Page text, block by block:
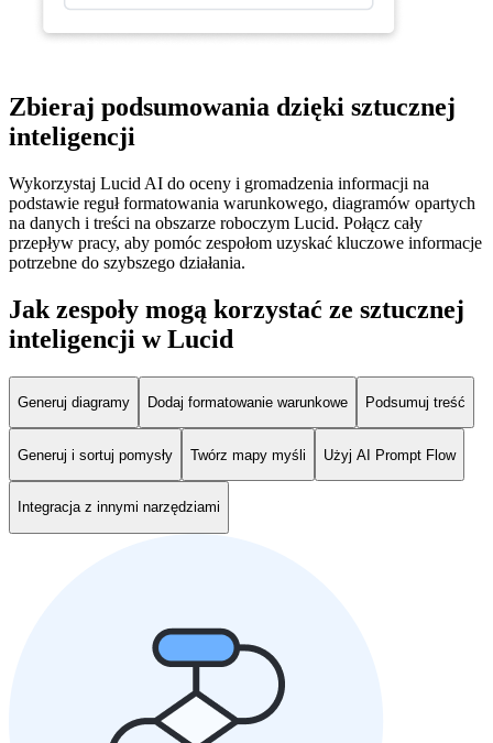
Zbieraj podsumowania dzięki sztucznej
inteligencji
Wykorzystaj Lucid AI do oceny i gromadzenia informacji na
podstawie reguł formatowania warunkowego, diagramów opartych
na danych i treści na obszarze roboczym Lucid. Połącz cały
przepływ pracy, aby pomóc zespołom uzyskać kluczowe informacje
potrzebne do szybszego działania.
Jak zespoły mogą korzystać ze sztucznej
inteligencji w Lucid
Generuj diagramy Dodaj formatowanie warunkowe Podsumuj treść
Generuj i sortuj pomysły Twórz mapy myśli Użyj AI Prompt Flow
Integracja z innymi narzędziami